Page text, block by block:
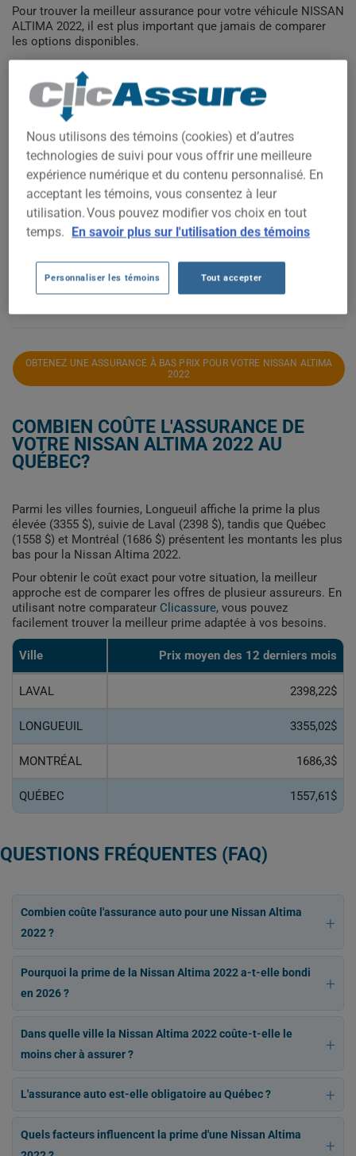
Pour trouver la meilleur assurance pour votre véhicule NISSAN
ALTIMA 2022, il est plus important que jamais de comparer
les options disponibles.
1 500$
2 000$
2 500$
3 000$
OBTENEZ UNE ASSURANCE À BAS PRIX POUR VOTRE NISSAN ALTIMA
2022
COMBIEN COÛTE L'ASSURANCE DE
VOTRE NISSAN ALTIMA 2022 AU
QUÉBEC?
Parmi les villes fournies, Longueuil affiche la prime la plus
élevée (3355 $), suivie de Laval (2398 $), tandis que Québec
(1558 $) et Montréal (1686 $) présentent les montants les plus
bas pour la Nissan Altima 2022.
Pour obtenir le coût exact pour votre situation, la meilleur
approche est de comparer les offres de plusieur assureurs. En
utilisant notre comparateur Clicassure, vous pouvez
facilement trouver la meilleur prime adaptée à vos besoins.
Ville Prix ​​moyen des 12 derniers mois
LAVAL 2398,22$
LONGUEUIL 3355,02$
MONTRÉAL 1686,3$
QUÉBEC 1557,61$
QUESTIONS FRÉQUENTES (FAQ)
Combien coûte l'assurance auto pour une Nissan Altima
2022 ?
Pourquoi la prime de la Nissan Altima 2022 a-t-elle bondi
en 2026 ?
Dans quelle ville la Nissan Altima 2022 coûte-t-elle le
moins cher à assurer ?
L'assurance auto est-elle obligatoire au Québec ?
Quels facteurs influencent la prime d'une Nissan Altima
Nous utilisons des témoins (cookies) et d’autres
technologies de suivi pour vous offrir une meilleure
expérience numérique et du contenu personnalisé. En
acceptant les témoins, vous consentez à leur
utilisation. Vous pouvez modifier vos choix en tout
temps. En savoir plus sur l'utilisation des témoins
Personnaliser les témoins Tout accepter